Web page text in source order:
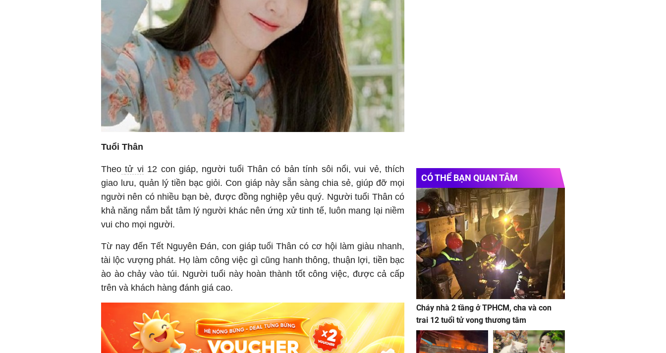
Tuổi Thân
Theo tử vi 12 con giáp, người tuổi Thân có bản tính sôi nổi, vui vẻ, thích
giao lưu, quản lý tiền bạc giỏi. Con giáp này sẵn sàng chia sẻ, giúp đỡ mọi
người nên có nhiều bạn bè, được đồng nghiệp yêu quý. Người tuổi Thân có
khả năng nắm bắt tâm lý người khác nên ứng xử tinh tế, luôn mang lại niềm
vui cho mọi người.
Từ nay đến Tết Nguyên Đán, con giáp tuổi Thân có cơ hội làm giàu nhanh,
tài lộc vượng phát. Họ làm công việc gì cũng hanh thông, thuận lợi, tiền bạc
ào ào chảy vào túi. Người tuổi này hoàn thành tốt công việc, được cả cấp
trên và khách hàng đánh giá cao.
CÓ THỂ BẠN QUAN TÂM
Cháy nhà 2 tầng ở TPHCM, cha và con
trai 12 tuổi tử vong thương tâm